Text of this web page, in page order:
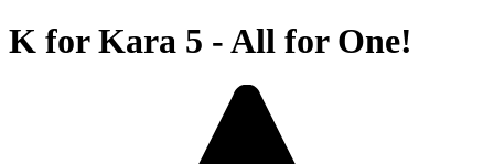
K for Kara 5 - All for One!